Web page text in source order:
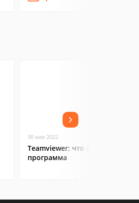
30 мая 2022
Teamviewer: что это за
программа